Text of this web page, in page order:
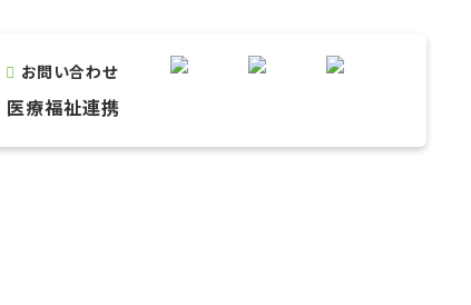
お問い合わせ
医療福祉連携